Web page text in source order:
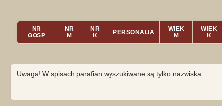
NR
GOSP
NR
M
NR
K
PERSONALIA
WIEK
M
WIEK
K
Uwaga! W spisach parafian wyszukiwane są tylko nazwiska.